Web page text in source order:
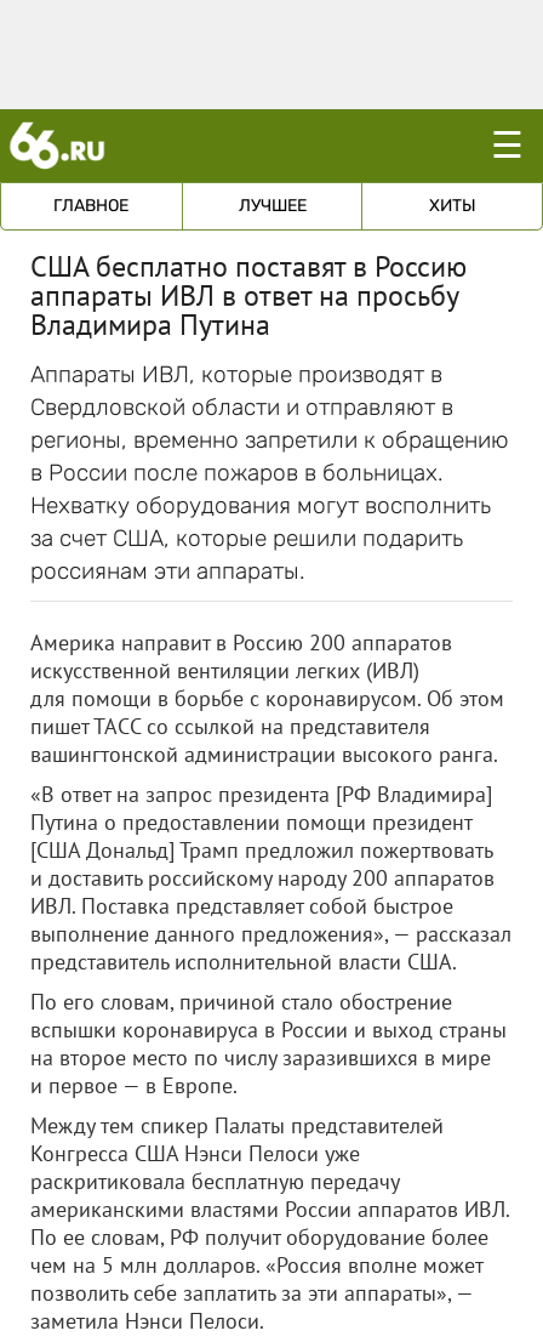
☰
ГЛАВНОЕ ЛУЧШЕЕ ХИТЫ
США бесплатно поставят в Россию
аппараты ИВЛ в ответ на просьбу
Владимира Путина
Аппараты ИВЛ, которые производят в
Свердловской области и отправляют в
регионы, временно запретили к обращению
в России после пожаров в больницах.
Нехватку оборудования могут восполнить
за счет США, которые решили подарить
россиянам эти аппараты.
Америка направит в Россию 200 аппаратов
искусственной вентиляции легких (ИВЛ)
для помощи в борьбе с коронавирусом. Об этом
пишет ТАСС со ссылкой на представителя
вашингтонской администрации высокого ранга.
«В ответ на запрос президента [РФ Владимира]
Путина о предоставлении помощи президент
[США Дональд] Трамп предложил пожертвовать
и доставить российскому народу 200 аппаратов
ИВЛ. Поставка представляет собой быстрое
выполнение данного предложения», — рассказал
представитель исполнительной власти США.
По его словам, причиной стало обострение
вспышки коронавируса в России и выход страны
на второе место по числу заразившихся в мире
и первое — в Европе.
Между тем спикер Палаты представителей
Конгресса США Нэнси Пелоси уже
раскритиковала бесплатную передачу
американскими властями России аппаратов ИВЛ.
По ее словам, РФ получит оборудование более
чем на 5 млн долларов. «Россия вполне может
позволить себе заплатить за эти аппараты», —
заметила Нэнси Пелоси.